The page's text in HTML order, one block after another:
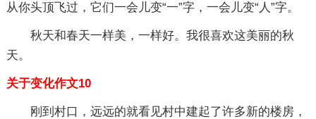
从你头顶飞过，它们一会儿变“一”字，一会儿变“人”字。
秋天和春天一样美，一样好。我很喜欢这美丽的秋
天。
关于变化作文10
刚到村口，远远的就看见村中建起了许多新的楼房，